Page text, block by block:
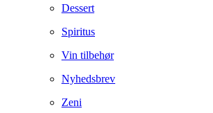
Dessert
Spiritus
Vin tilbehør
Nyhedsbrev
Zeni